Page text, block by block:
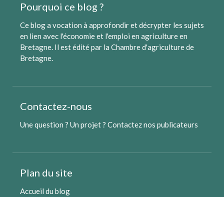
Pourquoi ce blog ?
Ce blog a vocation à approfondir et décrypter les sujets
en lien avec l'économie et l'emploi en agriculture en
Bretagne. Il est édité par la Chambre d'agriculture de
Bretagne.
Contactez-nous
Une question ? Un projet ? Contactez nos publicateurs
Plan du site
Accueil du blog